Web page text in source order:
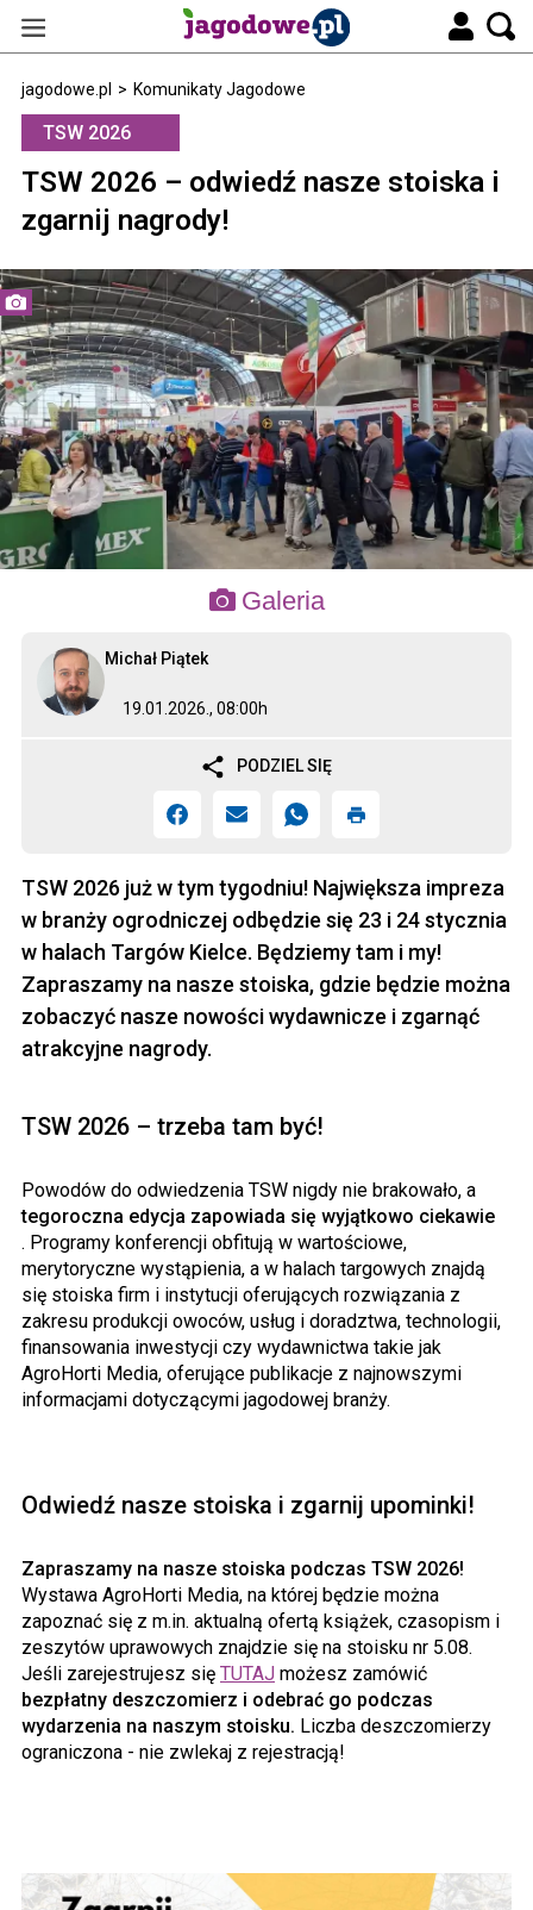
jagodowe.pl > Komunikaty Jagodowe
TSW 2026
TSW 2026 – odwiedź nasze stoiska i
zgarnij nagrody!
Galeria
19.01.2026., 08:00h
Michał Piątek
PODZIEL SIĘ
TSW 2026 już w tym tygodniu! Największa impreza
w branży ogrodniczej odbędzie się 23 i 24 stycznia
w halach Targów Kielce. Będziemy tam i my!
Zapraszamy na nasze stoiska, gdzie będzie można
zobaczyć nasze nowości wydawnicze i zgarnąć
atrakcyjne nagrody.
TSW 2026 – trzeba tam być!
Powodów do odwiedzenia TSW nigdy nie brakowało, a
tegoroczna edycja zapowiada się wyjątkowo ciekawie
. Programy konferencji obfitują w wartościowe,
merytoryczne wystąpienia, a w halach targowych znajdą
się stoiska firm i instytucji oferujących rozwiązania z
zakresu produkcji owoców, usług i doradztwa, technologii,
finansowania inwestycji czy wydawnictwa takie jak
AgroHorti Media, oferujące publikacje z najnowszymi
informacjami dotyczącymi jagodowej branży.
Odwiedź nasze stoiska i zgarnij upominki!
Zapraszamy na nasze stoiska podczas TSW 2026!
Wystawa AgroHorti Media, na której będzie można
zapoznać się z m.in. aktualną ofertą książek, czasopism i
zeszytów uprawowych znajdzie się na stoisku nr 5.08.
Jeśli zarejestrujesz się TUTAJ możesz zamówić
bezpłatny deszczomierz i odebrać go podczas
wydarzenia na naszym stoisku. Liczba deszczomierzy
ograniczona - nie zwlekaj z rejestracją!